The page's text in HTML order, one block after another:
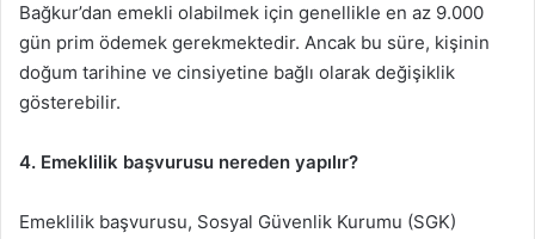
Bağkur’dan emekli olabilmek için genellikle en az 9.000
gün prim ödemek gerekmektedir. Ancak bu süre, kişinin
doğum tarihine ve cinsiyetine bağlı olarak değişiklik
gösterebilir.
4. Emeklilik başvurusu nereden yapılır?
Emeklilik başvurusu, Sosyal Güvenlik Kurumu (SGK)